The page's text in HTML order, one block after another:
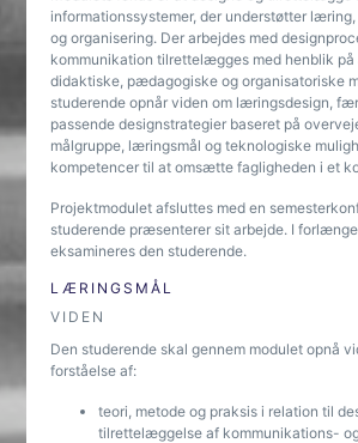
informationssystemer, der understøtter
og organisering. Der arbejdes med
kommunikation tilrettelægges med henblik på
didaktiske, pædagogiske og organisatoriske
studerende opnår viden om læringsdesign,
passende designstrategier baseret på
målgruppe, læringsmål og teknologiske
kompetencer til at omsætte fagligheden i et
Projektmodulet afsluttes med en
studerende præsenterer sit arbejde. I
eksamineres den studerende.
LÆRINGSMÅL
VIDEN
Den studerende skal gennem modulet opnå
forståelse af:
teori, metode og praksis i relation til
tilrettelæggelse af kommunikations-